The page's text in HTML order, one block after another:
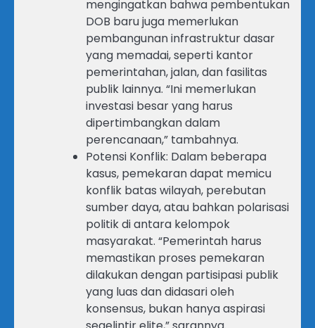
mengingatkan bahwa pembentukan
DOB baru juga memerlukan
pembangunan infrastruktur dasar
yang memadai, seperti kantor
pemerintahan, jalan, dan fasilitas
publik lainnya. “Ini memerlukan
investasi besar yang harus
dipertimbangkan dalam
perencanaan,” tambahnya.
Potensi Konflik: Dalam beberapa
kasus, pemekaran dapat memicu
konflik batas wilayah, perebutan
sumber daya, atau bahkan polarisasi
politik di antara kelompok
masyarakat. “Pemerintah harus
memastikan proses pemekaran
dilakukan dengan partisipasi publik
yang luas dan didasari oleh
konsensus, bukan hanya aspirasi